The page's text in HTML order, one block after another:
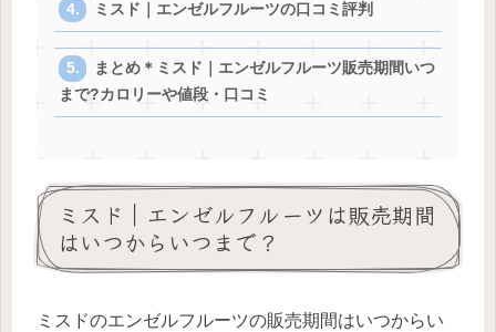
ミスド｜エンゼルフルーツの口コミ評判
まとめ＊ミスド｜エンゼルフルーツ販売期間いつ
まで?カロリーや値段・口コミ
ミスド｜エンゼルフルーツは販売期間
はいつからいつまで？
ミスドのエンゼルフルーツの販売期間はいつからい